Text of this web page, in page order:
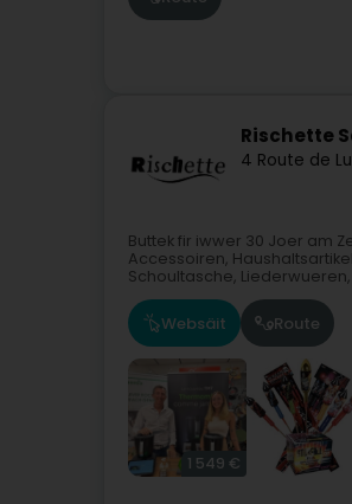
Rischette
4 Route de
Buttek fir iwwer 30 Joer am
Accessoiren,
Schoultasche, Liederwueren,
Websäit Route
1 549 €